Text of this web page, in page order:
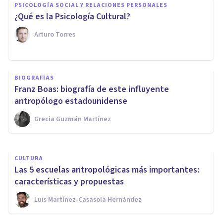
PSICOLOGÍA SOCIAL Y RELACIONES PERSONALES
¿Qué es la Psicología Cultural?
Arturo Torres
BIOGRAFÍAS
Franz Boas: biografía de este influyente
antropólogo estadounidense
Grecia Guzmán Martínez
Antropología cultural: qué es y
cómo estudia al ser humano
Nahum Montagud Rubio
CULTURA
Las 5 escuelas antropológicas más importantes:
características y propuestas
Luis Martínez-Casasola Hernández